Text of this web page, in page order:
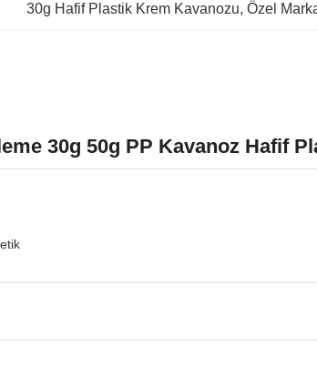
30g Hafif Plastik Krem Kavanozu, Özel
30g 50g PP Kavanoz Hafif